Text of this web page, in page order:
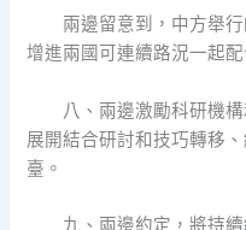
兩邊留意到，中方舉
增進兩國可連續路況一起
八、兩邊激勵科研機
展開結合研討和技巧轉移
臺。
九、兩邊約定，將持